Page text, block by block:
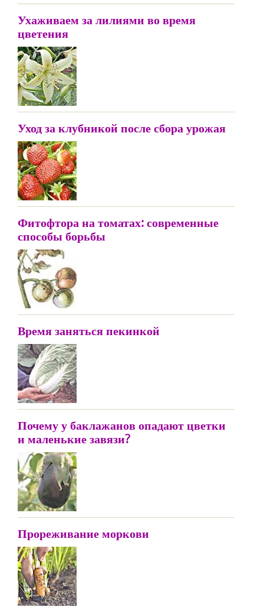
Ухаживаем за лилиями во время
цветения
Уход за клубникой после сбора урожая
Фитофтора на томатах: современные
способы борьбы
Время заняться пекинкой
Почему у баклажанов опадают цветки
и маленькие завязи?
Прореживание моркови